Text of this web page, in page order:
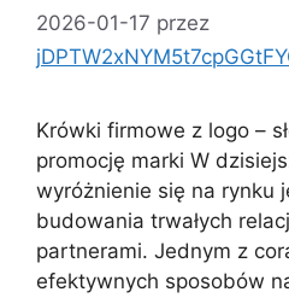
2026-01-17 przez
Krówki firmowe z logo –
promocję marki W
wyróżnienie się na rynku
budowania trwałych
partnerami. Jednym z
efektywnych sposobów